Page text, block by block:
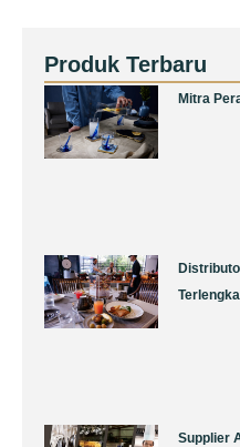
Produk Terbaru
Mitra
Supplier
Page